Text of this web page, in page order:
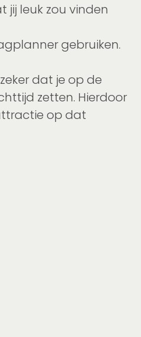
jij leuk zou vinden
gebruiken.
dat je op de
zetten. Hierdoor
op dat